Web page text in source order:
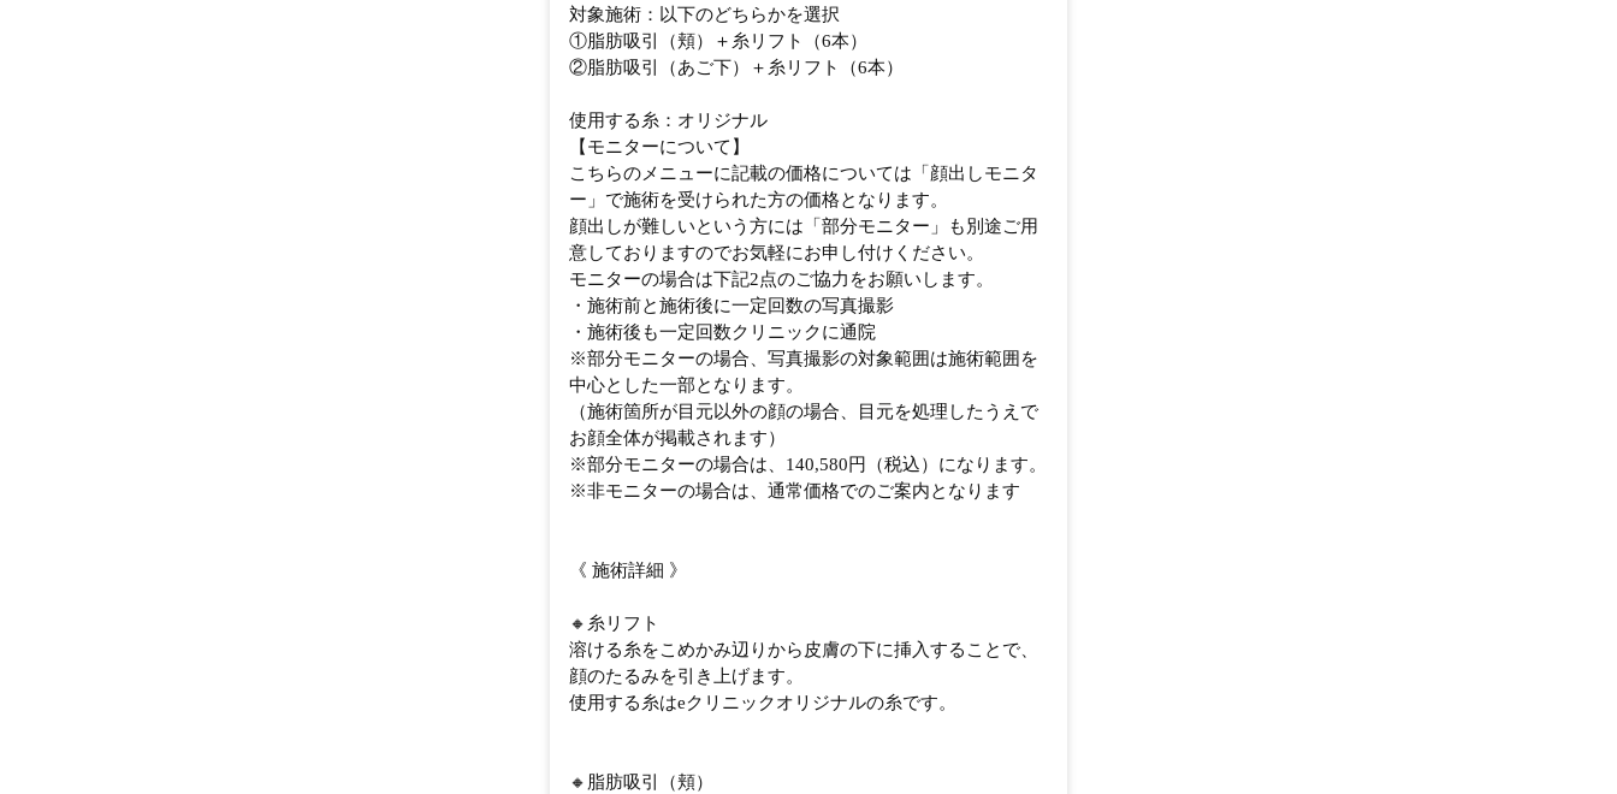
対象施術：以下のどちらかを選択
①脂肪吸引（頬）＋糸リフト（6本）
②脂肪吸引（あご下）＋糸リフト（6本）
使用する糸：オリジナル
【モニターについて】
こちらのメニューに記載の価格については「顔出しモニタ
ー」で施術を受けられた方の価格となります。
顔出しが難しいという方には「部分モニター」も別途ご用
意しておりますのでお気軽にお申し付けください。
モニターの場合は下記2点のご協力をお願いします。
・施術前と施術後に一定回数の写真撮影
・施術後も一定回数クリニックに通院
※部分モニターの場合、写真撮影の対象範囲は施術範囲を
中心とした一部となります。
（施術箇所が目元以外の顔の場合、目元を処理したうえで
お顔全体が掲載されます）
※部分モニターの場合は、140,580円（税込）になります。
※非モニターの場合は、通常価格でのご案内となります
《 施術詳細 》
🔸糸リフト
溶ける糸をこめかみ辺りから皮膚の下に挿入することで、
顔のたるみを引き上げます。
使用する糸はeクリニックオリジナルの糸です。
🔸脂肪吸引（頬）